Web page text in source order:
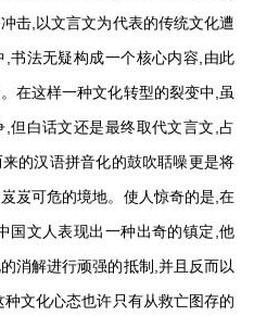
击,以文言文为代表的传统文化遭
书法无疑构成一个核心内容,由此
在这样一种文化转型的裂变中,虽
但白话文还是最终取代文言文,占
的汉语拼音化的鼓吹聒噪更是将
岌可危的境地。使人惊奇的是,在
国文人表现出一种出奇的镇定,他
消解进行顽强的抵制,并且反而以
文化心态也许只有从救亡图存的